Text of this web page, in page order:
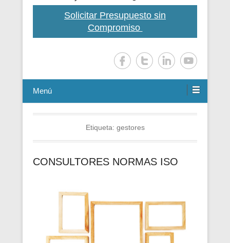
Solicitar Presupuesto sin
Compromiso
Menú
Etiqueta: gestores
CONSULTORES NORMAS ISO